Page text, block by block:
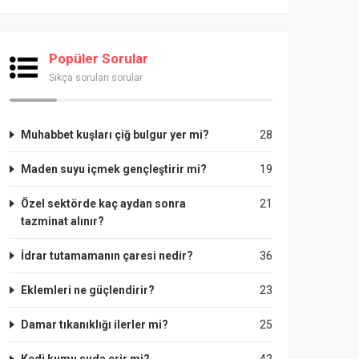
Popüler Sorular
Sıkça sorulan sorular
28
Muhabbet kuşları çiğ bulgur yer mi?
19
Maden suyu içmek gençleştirir mi?
21
Özel sektörde kaç aydan sonra
tazminat alınır?
36
İdrar tutamamanın çaresi nedir?
23
Eklemleri ne güçlendirir?
25
Damar tıkanıklığı ilerler mi?